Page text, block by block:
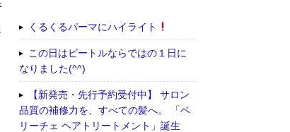
くるくるパーマにハイライト
この日はビートルならではの１日に
なりました(^^)
【新発売・先行予約受付中】 サロン
品質の補修力を、すべての髪へ。 「ベ
リーチェ ヘアトリートメント」誕生